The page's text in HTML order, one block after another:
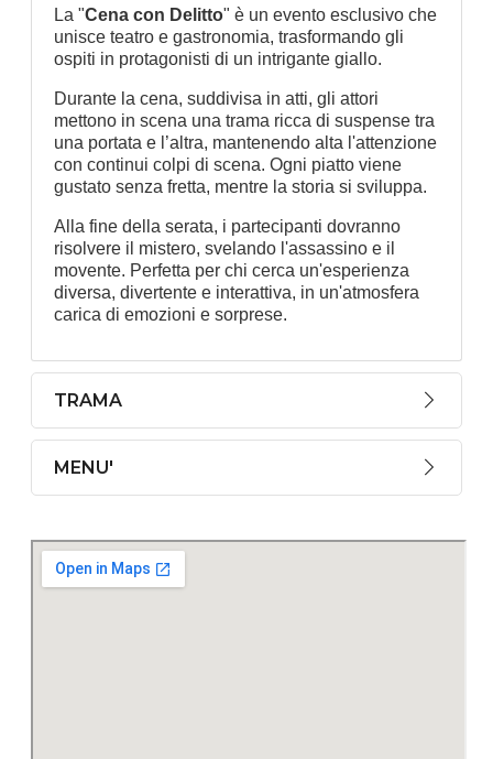
La "Cena con Delitto" è un evento esclusivo che
unisce teatro e gastronomia, trasformando gli
ospiti in protagonisti di un intrigante giallo.
Durante la cena, suddivisa in atti, gli attori
mettono in scena una trama ricca di suspense tra
una portata e l’altra, mantenendo alta l'attenzione
con continui colpi di scena. Ogni piatto viene
gustato senza fretta, mentre la storia si sviluppa.
Alla fine della serata, i partecipanti dovranno
risolvere il mistero, svelando l'assassino e il
movente. Perfetta per chi cerca un'esperienza
diversa, divertente e interattiva, in un'atmosfera
carica di emozioni e sorprese.
TRAMA
MENU'